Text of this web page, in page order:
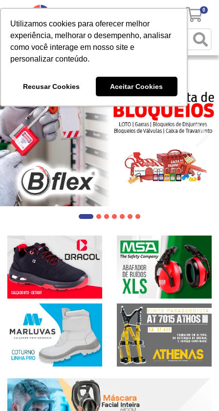
Utilizamos cookies para oferecer melhor
experiência, melhorar o desempenho, analisar
como você interage em nosso site e
personalizar conteúdo.
Recusar Cookies Aceitar Cookies
0